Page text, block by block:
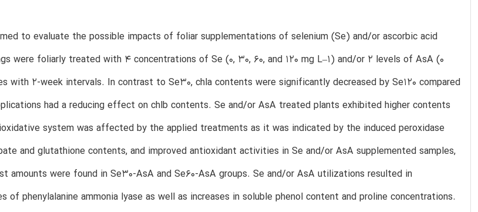
to evaluate the possible impacts of foliar supplementations of selenium (Se) and/or ascorbic acid
were foliarly treated with 4 concentrations of Se (0, 30, 60, and 120 mg L–1) and/or 2 levels of AsA (0
with 2-week intervals. In contrast to Se30, chla contents were significantly decreased by Se120 compared
had a reducing effect on chlb contents. Se and/or AsA treated plants exhibited higher contents
system was affected by the applied treatments as it was indicated by the induced peroxidase
and glutathione contents, and improved antioxidant activities in Se and/or AsA supplemented samples,
amounts were found in Se30-AsA and Se60-AsA groups. Se and/or AsA utilizations resulted in
of phenylalanine ammonia lyase as well as increases in soluble phenol content and proline concentrations.